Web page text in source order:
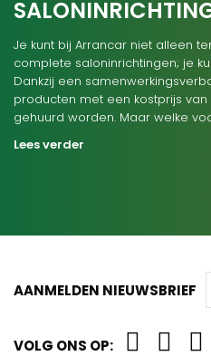
Je kunt bij Arrancar niet alleen
complete saloninrichtingen; je
Dankzij een
producten met een kostprijs
gehuurd worden. Maar welke
Lees verder
AANMELDEN NIEUWSBRIEF
VOLG ONS OP: